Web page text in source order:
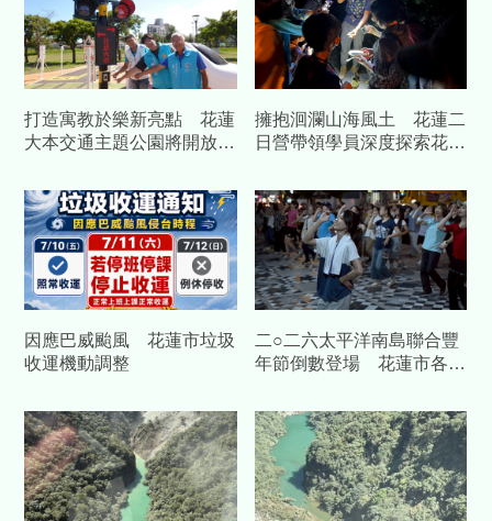
打造寓教於樂新亮點 花蓮
大本交通主題公園將開放體
擁抱洄瀾山海風土 花蓮二
日營帶領學員深度探索花蓮
因應巴威颱風 花蓮市垃圾
收運機動調整
二○二六太平洋南島聯合豐
年節倒數登場 花蓮市各部